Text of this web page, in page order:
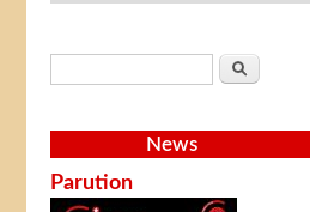
Search
News
Parution